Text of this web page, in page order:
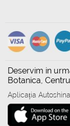
Deservim in
Botanica,
Aplicația